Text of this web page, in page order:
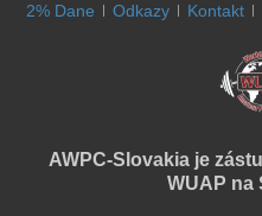
2% Dane Odkazy Kontakt
AWPC-Slovakia je
WUAP na